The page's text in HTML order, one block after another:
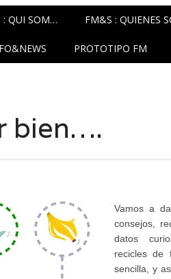
: QUI SOM… FM&S : QUIENES
PROTOTIPO FM
bien….
Vamos a
consejos,
datos
recicles de
sencilla, y